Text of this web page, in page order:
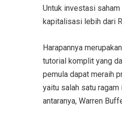
Untuk investasi saham
kapitalisasi lebih dari
Harapannya
tutorial komplit yang
pemula dapat meraih
yaitu salah satu
antaranya, Warren